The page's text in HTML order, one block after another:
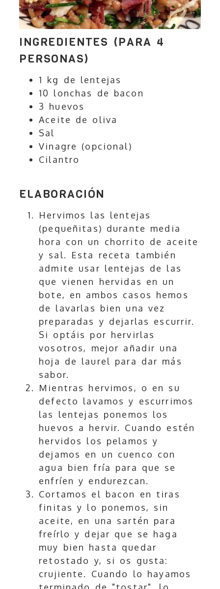
INGREDIENTES (PARA 4
PERSONAS)
1 kg de lentejas
10 lonchas de bacon
3 huevos
Aceite de oliva
Sal
Vinagre (opcional)
Cilantro
ELABORACIÓN
Hervimos las lentejas
(pequeñitas) durante media
hora con un chorrito de aceite
y sal. Esta receta también
admite usar lentejas de las
que vienen hervidas en un
bote, en ambos casos hemos
de lavarlas bien una vez
preparadas y dejarlas escurrir.
Si optáis por hervirlas
vosotros, mejor añadir una
hoja de laurel para dar más
sabor.
Mientras hervimos, o en su
defecto lavamos y escurrimos
las lentejas ponemos los
huevos a hervir. Cuando estén
hervidos los pelamos y
dejamos en un cuenco con
agua bien fría para que se
enfríen y endurezcan.
Cortamos el bacon en tiras
finitas y lo ponemos, sin
aceite, en una sartén para
freírlo y dejar que se haga
muy bien hasta quedar
retostado y, si os gusta:
crujiente. Cuando lo hayamos